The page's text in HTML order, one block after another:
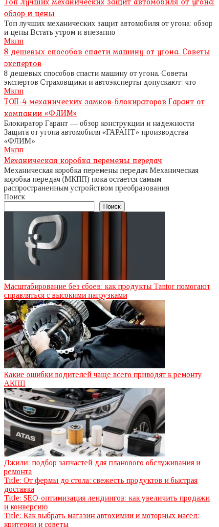
обзор и цены
Топ лучших механических защит автомобиля от угона: обзор
и цены Встать утром и внезапно
Мкпп
8 дешевых способов спасти машину от угона. Советы
экспертов
8 дешевых способов спасти машину от угона. Советы
экспертов Страховщики и автоэксперты допускают: что
Мкпп
ТОП-4 механических замков-блокираторов Гарант от
компании «ФЛИМ»
Блокиратор Гарант — обзор конструкции и надежности
Защита от угона автомобиля «ГАРАНТ» производства
«ФЛИМ»
Мкпп
Механическая коробка перемены передач
Механическая коробка перемены передач Механическая
коробка передач (МКПП) пока остается самым
распространенным устройством преобразования
Поиск
Поиск
Масштабирование без сбоев: как продукты Tantor помогают
справляться с высокими нагрузками
Какие ошибки водителей чаще всего приводят к ремонту
АКПП
Джили: подбор запчастей для планового обслуживания и
ремонта
Title: От фермы до стола: свежесть продуктов и быстрая
доставка
Title: SEO-оптимизация лендингов: как увеличить продажи
и конверсию
Title: Как выбрать магазин автохимии и моторных масел:
критерии и советы